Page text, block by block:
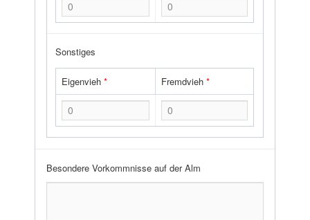
Sonstiges
Eigenvieh* Fremdvieh*
Besondere Vorkommnisse auf der Alm